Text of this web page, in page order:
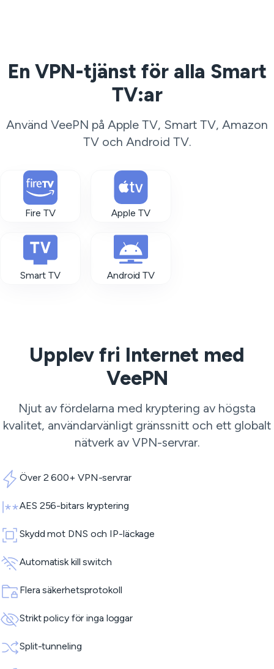
En VPN-tjänst för alla Smart
TV:ar
Använd VeePN på Apple TV, Smart TV, Amazon
TV och Android TV.
Fire TV Apple TV
Smart TV Android TV
Upplev fri Internet med
VeePN
Njut av fördelarna med kryptering av högsta
kvalitet, användarvänligt gränssnitt och ett globalt
nätverk av VPN-servrar.
Över 2 600+ VPN-servrar
AES 256-bitars kryptering
Skydd mot DNS och IP-läckage
Automatisk kill switch
Flera säkerhetsprotokoll
Strikt policy för inga loggar
Split-tunneling